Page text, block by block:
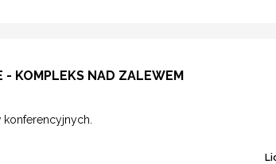
- KOMPLEKS NAD ZALEWEM